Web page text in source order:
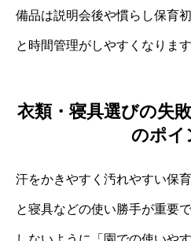
備品は説明会後や慣らし保育
と時間管理がしやすくなります
衣類・寝具選びの失
のポイ
汗をかきやすく汚れやすい保
と寝具などの使い勝手が重要